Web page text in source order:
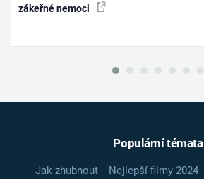
zákeřné nemoci
Populární témata
Jak zhubnout Nejlepší filmy 2024